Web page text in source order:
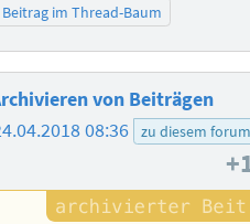
Beitrag im Thread-Baum
von Beiträgen
08:36 zu diesem forum